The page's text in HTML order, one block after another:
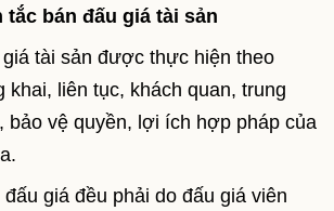
tắc bán đấu giá tài sản
tài sản được thực hiện theo
khai, liên tục, khách quan, trung
bảo vệ quyền, lợi ích hợp pháp của
giá đều phải do đấu giá viên